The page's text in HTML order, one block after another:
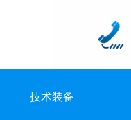
技术装备